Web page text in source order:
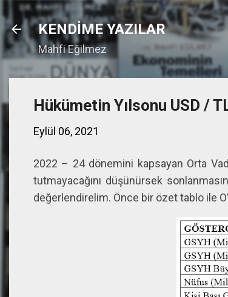
KENDİME YAZILAR
Mahfi Eğilmez
Hükümetin Yılsonu USD /
Eylül 06, 2021
2022 – 24 dönemini kapsayan Orta
tutmayacağını düşünürsek
değerlendirelim. Önce bir özet tablo ile